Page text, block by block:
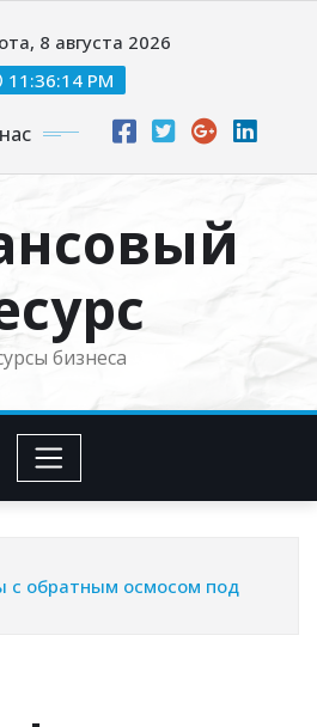
8 августа 2026
11:36:15 PM
бизнеса
обратным осмосом под